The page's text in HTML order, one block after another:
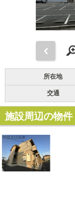
所在地
交通
施設周辺の物件